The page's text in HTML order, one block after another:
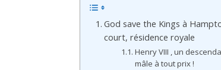
God save the Kings à
court, résidence royale
Henry VIII , un
mâle à tout prix !